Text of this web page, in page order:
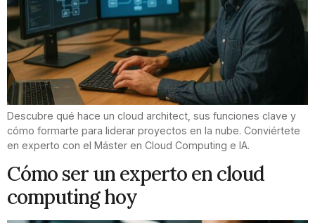
Descubre qué hace un cloud architect, sus funciones clave y
cómo formarte para liderar proyectos en la nube. Conviértete
en experto con el Máster en Cloud Computing e IA.
Cómo ser un experto en cloud
computing hoy